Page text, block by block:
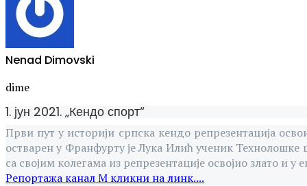
Nenad Dimovski
dime
1. јун 2021. „Кендо спорт“
Први пут у историји српска кендо репрезентација
остварен у Франфурту је Лука Илић ученик
са својим колегама из репрезентације освојио злато и
Репортажа канал М кликни на линк....